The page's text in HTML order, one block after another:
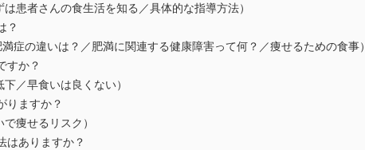
は患者さんの食生活を知る／具体的な指導方法）
？
満症の違いは？／肥満に関連する健康障害って何？／痩せるための食事）
すか？
／早食いは良くない）
ますか？
痩せるリスク）
ありますか？